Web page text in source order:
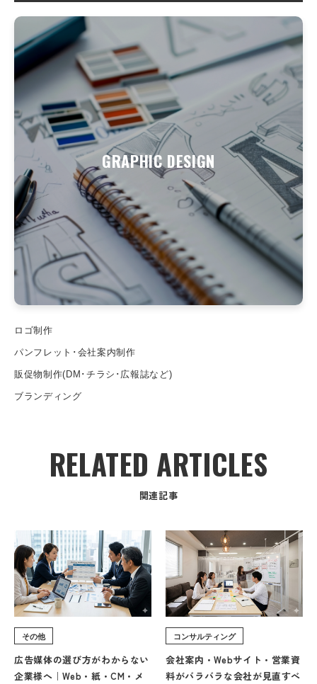
GRAPHIC DESIGN
ロゴ制作
パンフレット･会社案内制作
販促物制作(DM･チラシ･広報誌など)
ブランディング
RELATED ARTICLES
関連記事
その他
広告媒体の選び方がわからない
企業様へ｜Web・紙・CM・メ
コンサルティング
会社案内・Webサイト・営業資
料がバラバラな会社が見直すべ